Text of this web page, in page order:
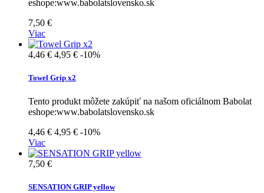
eshope:www.babolatslovensko.sk
7,50 €
Viac
4,46 € 4,95 € -10%
Towel Grip x2
Tento produkt môžete zakúpiť na našom oficiálnom Babolat
eshope:www.babolatslovensko.sk
4,46 € 4,95 € -10%
Viac
7,50 €
SENSATION GRIP yellow